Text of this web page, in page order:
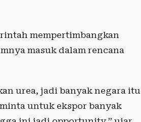
mempertimbangkan
masuk dalam rencana
urea, jadi banyak negara itu
untuk ekspor banyak